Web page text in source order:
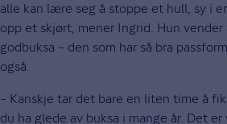
alle kan lære seg å stoppe et hull, sy i
opp et skjørt, mener Ingrid. Hun
godbuksa – den som har så bra
også.
– Kanskje tar det bare en liten time å
du ha glede av buksa i mange år. Det